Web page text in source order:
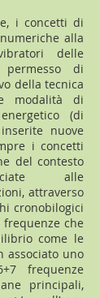
i concetti di
alla
delle
di
della tecnica
modalità di
(di
nuove
i concetti
del contesto
alle
attraverso
cronobilogici
che
come le
associato uno
frequenze
principali,